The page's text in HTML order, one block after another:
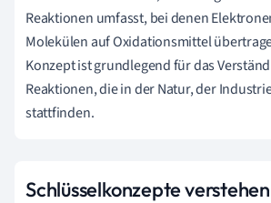
Reaktionen umfasst, bei denen
Molekülen auf Oxidationsmittel
Konzept ist grundlegend für das
Reaktionen, die in der Natur, der
stattfinden.
Schlüsselkonzepte verstehen